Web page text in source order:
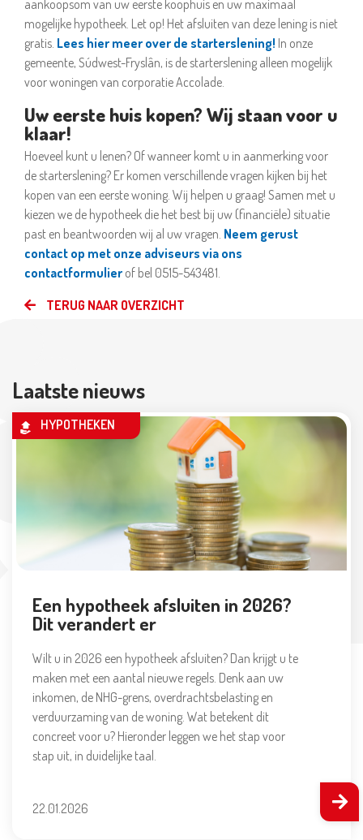
aankoopsom van uw eerste koophuis en uw maximaal
mogelijke hypotheek. Let op! Het afsluiten van deze lening is niet
gratis. Lees hier meer over de starterslening! In onze
gemeente, Súdwest-Fryslân, is de starterslening alleen mogelijk
voor woningen van corporatie Accolade.
Uw eerste huis kopen? Wij staan voor u
klaar!
Hoeveel kunt u lenen? Of wanneer komt u in aanmerking voor
de starterslening? Er komen verschillende vragen kijken bij het
kopen van een eerste woning. Wij helpen u graag! Samen met u
kiezen we de hypotheek die het best bij uw (financiële) situatie
past en beantwoorden wij al uw vragen. Neem gerust
contact op met onze adviseurs via ons
contactformulier of bel 0515-543481.
TERUG NAAR OVERZICHT
Laatste nieuws
HYPOTHEKEN
Een hypotheek afsluiten in 2026?
Dit verandert er
Wilt u in 2026 een hypotheek afsluiten? Dan krijgt u te
maken met een aantal nieuwe regels. Denk aan uw
inkomen, de NHG-grens, overdrachtsbelasting en
verduurzaming van de woning. Wat betekent dit
concreet voor u? Hieronder leggen we het stap voor
stap uit, in duidelijke taal.
22.01.2026